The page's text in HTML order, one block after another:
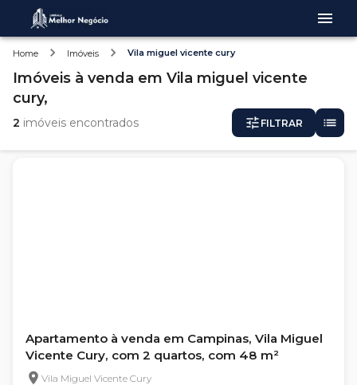
Home Imóveis Vila miguel vicente cury
Imóveis à venda em Vila miguel vicente
cury,
2 imóveis encontrados FILTRAR
Apartamento à venda em Campinas, Vila Miguel
Vicente Cury, com 2 quartos, com 48 m²
Vila Miguel Vicente Cury